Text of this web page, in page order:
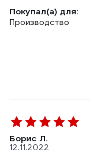
Покупал(а) для:
Производство
Борис Л.
12.11.2022